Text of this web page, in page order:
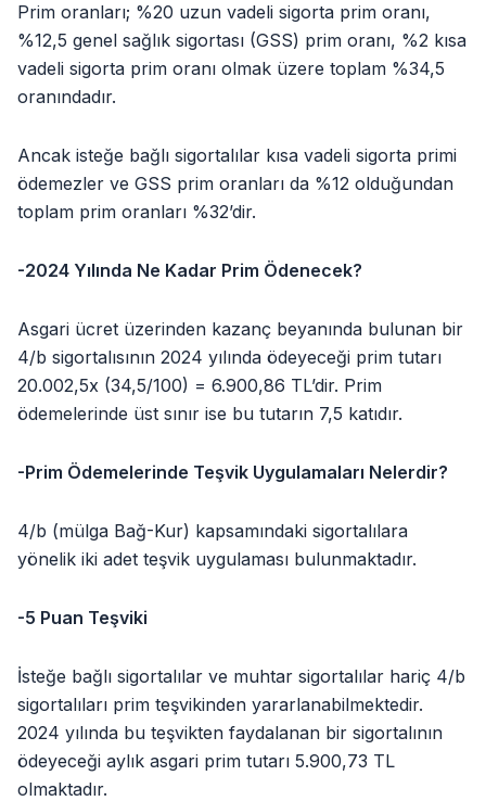
Prim oranları; %20 uzun vadeli sigorta prim oranı,
%12,5 genel sağlık sigortası (GSS) prim oranı, %2 kısa
vadeli sigorta prim oranı olmak üzere toplam %34,5
oranındadır.
Ancak isteğe bağlı sigortalılar kısa vadeli sigorta primi
ödemezler ve GSS prim oranları da %12 olduğundan
toplam prim oranları %32’dir.
-2024 Yılında Ne Kadar Prim Ödenecek?
Asgari ücret üzerinden kazanç beyanında bulunan bir
4/b sigortalısının 2024 yılında ödeyeceği prim tutarı
20.002,5x (34,5/100) = 6.900,86 TL’dir. Prim
ödemelerinde üst sınır ise bu tutarın 7,5 katıdır.
-Prim Ödemelerinde Teşvik Uygulamaları Nelerdir?
4/b (mülga Bağ-Kur) kapsamındaki sigortalılara
yönelik iki adet teşvik uygulaması bulunmaktadır.
-5 Puan Teşviki
İsteğe bağlı sigortalılar ve muhtar sigortalılar hariç 4/b
sigortalıları prim teşvikinden yararlanabilmektedir.
2024 yılında bu teşvikten faydalanan bir sigortalının
ödeyeceği aylık asgari prim tutarı 5.900,73 TL
olmaktadır.